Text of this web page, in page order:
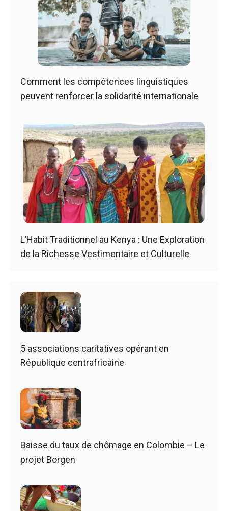
Comment les compétences linguistiques
peuvent renforcer la solidarité internationale
L’Habit Traditionnel au Kenya : Une Exploration
de la Richesse Vestimentaire et Culturelle
5 associations caritatives opérant en
République centrafricaine
Baisse du taux de chômage en Colombie – Le
projet Borgen